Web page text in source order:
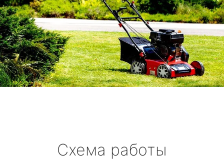
Схема работы